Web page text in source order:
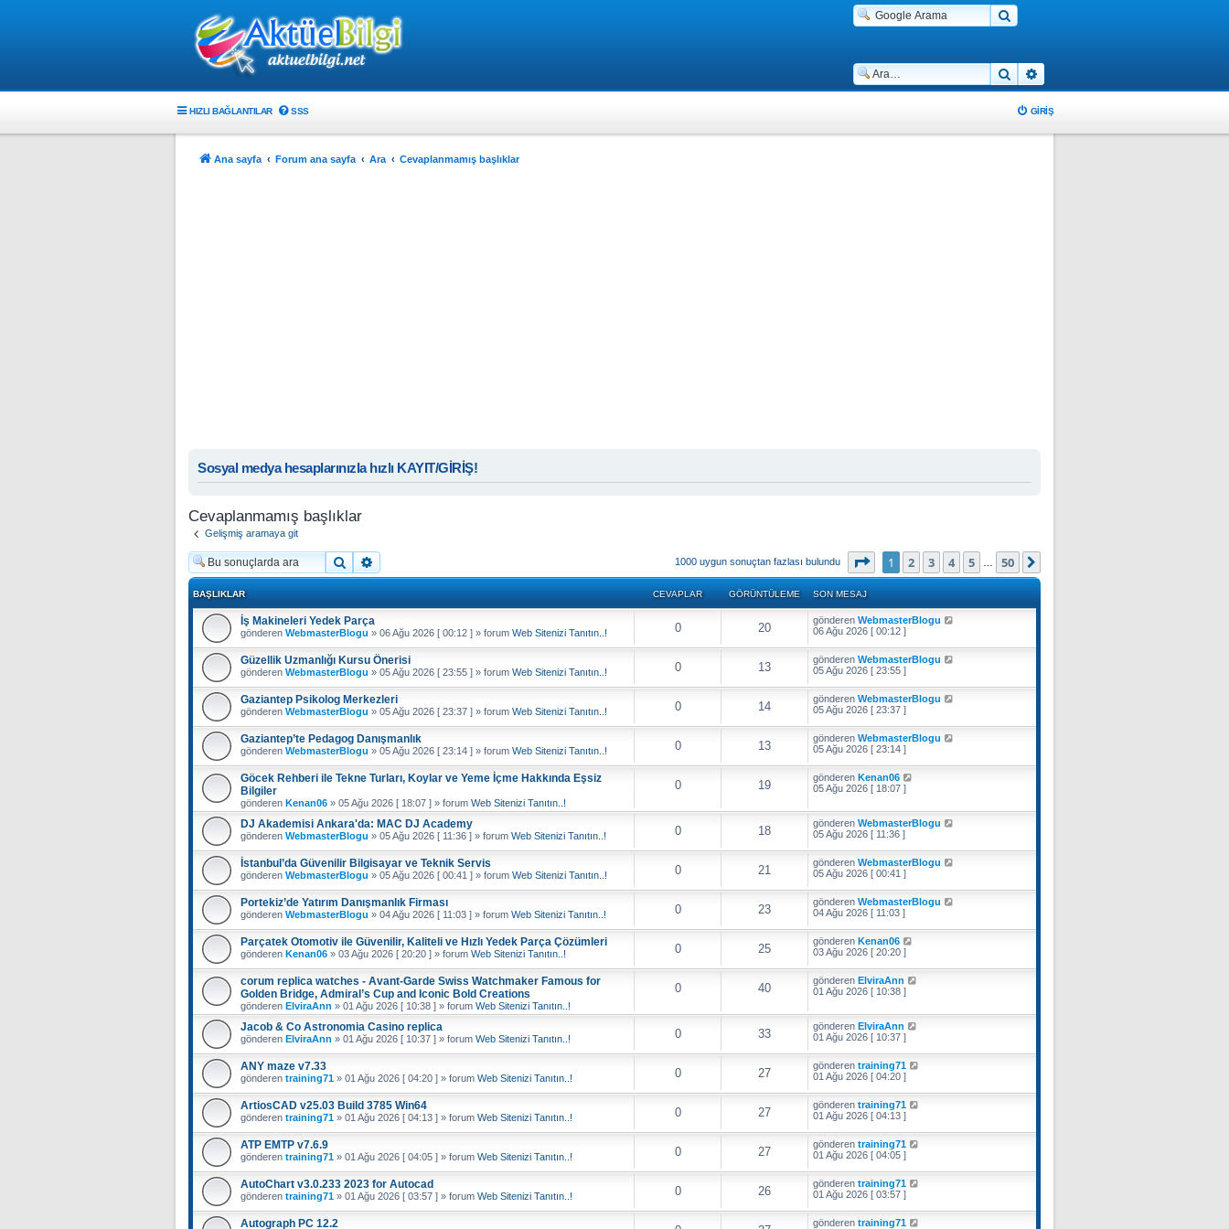
Ara
HIZLI BAĞLANTILAR SSS GIRIŞ
Ana sayfa Forum ana sayfa Ara Cevaplanmamış başlıklar
Sosyal medya hesaplarınızla hızlı KAYIT/GİRİŞ!
Cevaplanmamış başlıklar
Gelişmiş aramaya git
Ara 1000 uygun sonuçtan fazlası bulundu . sayfa (Toplam 50 sayfa)
1 2 3 4 5 50
BAŞLIKLAR CEVAPLAR GÖRÜNTÜLEME SON MESAJ
İş Makineleri Yedek Parça
gönderen WebmasterBlogu » 06 Ağu 2026 [ 00:12 ] » forum Web Sitenizi Tanıtın..! 0 20
gönderen WebmasterBlogu
06 Ağu 2026 [ 00:12 ]
Güzellik Uzmanlığı Kursu Önerisi
gönderen WebmasterBlogu » 05 Ağu 2026 [ 23:55 ] » forum Web Sitenizi Tanıtın..! 0 13
gönderen WebmasterBlogu
05 Ağu 2026 [ 23:55 ]
Gaziantep Psikolog Merkezleri
gönderen WebmasterBlogu » 05 Ağu 2026 [ 23:37 ] » forum Web Sitenizi Tanıtın..! 0 14
gönderen WebmasterBlogu
05 Ağu 2026 [ 23:37 ]
Gaziantep’te Pedagog Danışmanlık
gönderen WebmasterBlogu » 05 Ağu 2026 [ 23:14 ] » forum Web Sitenizi Tanıtın..! 0 13
gönderen WebmasterBlogu
05 Ağu 2026 [ 23:14 ]
Göcek Rehberi ile Tekne Turları, Koylar ve Yeme İçme Hakkında Eşsiz
Bilgiler
gönderen Kenan06 » 05 Ağu 2026 [ 18:07 ] » forum Web Sitenizi Tanıtın..!
0 19
gönderen Kenan06
05 Ağu 2026 [ 18:07 ]
DJ Akademisi Ankara'da: MAC DJ Academy
gönderen WebmasterBlogu » 05 Ağu 2026 [ 11:36 ] » forum Web Sitenizi Tanıtın..! 0 18
gönderen WebmasterBlogu
05 Ağu 2026 [ 11:36 ]
İstanbul’da Güvenilir Bilgisayar ve Teknik Servis
gönderen WebmasterBlogu » 05 Ağu 2026 [ 00:41 ] » forum Web Sitenizi Tanıtın..! 0 21
gönderen WebmasterBlogu
05 Ağu 2026 [ 00:41 ]
Portekiz’de Yatırım Danışmanlık Firması
gönderen WebmasterBlogu » 04 Ağu 2026 [ 11:03 ] » forum Web Sitenizi Tanıtın..! 0 23
gönderen WebmasterBlogu
04 Ağu 2026 [ 11:03 ]
Parçatek Otomotiv ile Güvenilir, Kaliteli ve Hızlı Yedek Parça Çözümleri
gönderen Kenan06 » 03 Ağu 2026 [ 20:20 ] » forum Web Sitenizi Tanıtın..! 0 25
gönderen Kenan06
03 Ağu 2026 [ 20:20 ]
corum replica watches - Avant-Garde Swiss Watchmaker Famous for
Golden Bridge, Admiral’s Cup and Iconic Bold Creations
gönderen ElviraAnn » 01 Ağu 2026 [ 10:38 ] » forum Web Sitenizi Tanıtın..!
0 40
gönderen ElviraAnn
01 Ağu 2026 [ 10:38 ]
Jacob & Co Astronomia Casino replica
gönderen ElviraAnn » 01 Ağu 2026 [ 10:37 ] » forum Web Sitenizi Tanıtın..! 0 33
gönderen ElviraAnn
01 Ağu 2026 [ 10:37 ]
ANY maze v7.33
gönderen training71 » 01 Ağu 2026 [ 04:20 ] » forum Web Sitenizi Tanıtın..! 0 27
gönderen training71
01 Ağu 2026 [ 04:20 ]
ArtiosCAD v25.03 Build 3785 Win64
gönderen training71 » 01 Ağu 2026 [ 04:13 ] » forum Web Sitenizi Tanıtın..! 0 27
gönderen training71
01 Ağu 2026 [ 04:13 ]
ATP EMTP v7.6.9
gönderen training71 » 01 Ağu 2026 [ 04:05 ] » forum Web Sitenizi Tanıtın..! 0 27
gönderen training71
01 Ağu 2026 [ 04:05 ]
AutoChart v3.0.233 2023 for Autocad
gönderen training71 » 01 Ağu 2026 [ 03:57 ] » forum Web Sitenizi Tanıtın..! 0 26
gönderen training71
01 Ağu 2026 [ 03:57 ]
Autograph PC 12.2 gönderen training71